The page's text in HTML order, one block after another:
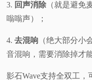
3. 回声消除 （就是避免
嗡嗡声）；
4.去混响 （绝大部分小
音混响，需要消除掉才
影石Wave支持全双工